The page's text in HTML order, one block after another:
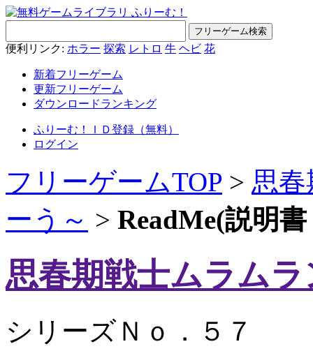
便利リンク: ホラー 探索 レトロ 牛 ヘビ 花
新着フリーゲーム
更新フリーゲーム
ダウンロードランキング
ふりーむ！ＩＤ登録（無料）
ログイン
フリーゲームTOP > 思
ーう～ > ReadMe(説明
思春期戦士ムラム
シリーズＮｏ．５７